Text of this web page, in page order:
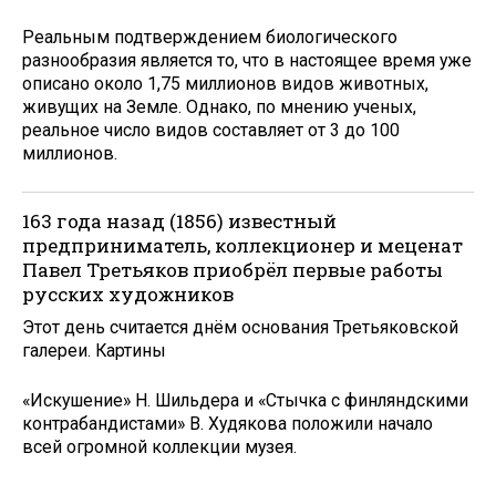
Реальным подтверждением биологического
разнообразия является то, что в настоящее время уже
описано около 1,75 миллионов видов животных,
живущих на Земле. Однако, по мнению ученых,
реальное число видов составляет от 3 до 100
миллионов.
163 года назад (1856) известный
предприниматель, коллекционер и меценат
Павел Третьяков приобрёл первые работы
русских художников
Этот день считается днём основания Третьяковской
галереи. Картины
«Искушение» Н. Шильдера и «Стычка с финляндскими
контрабандистами» В. Худякова положили начало
всей огромной коллекции музея.